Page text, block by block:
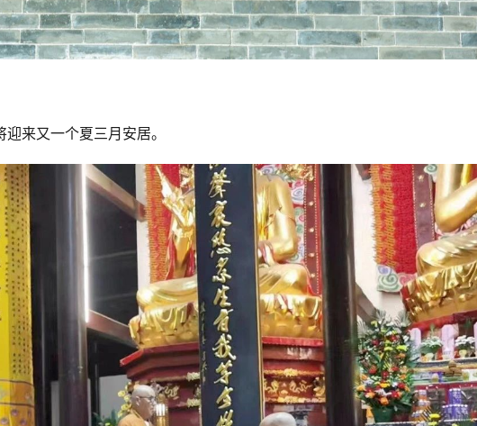
来又一个夏三月安居。